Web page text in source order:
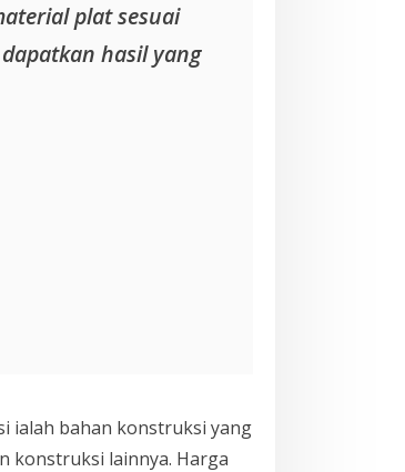
plat sesuai
hasil yang
ialah bahan konstruksi yang
konstruksi lainnya. Harga